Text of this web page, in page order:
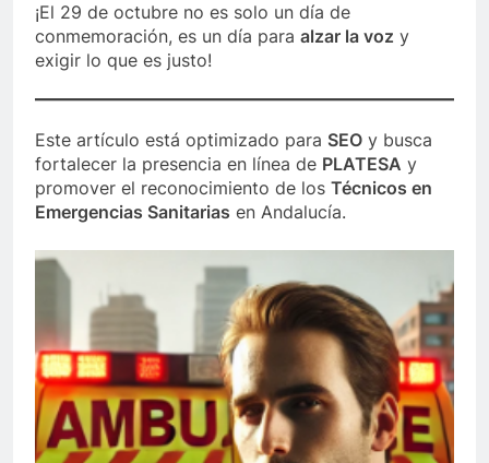
¡El 29 de octubre no es solo un día de
conmemoración, es un día para alzar la voz y
exigir lo que es justo!
Este artículo está optimizado para SEO y busca
fortalecer la presencia en línea de PLATESA y
promover el reconocimiento de los Técnicos en
Emergencias Sanitarias en Andalucía.